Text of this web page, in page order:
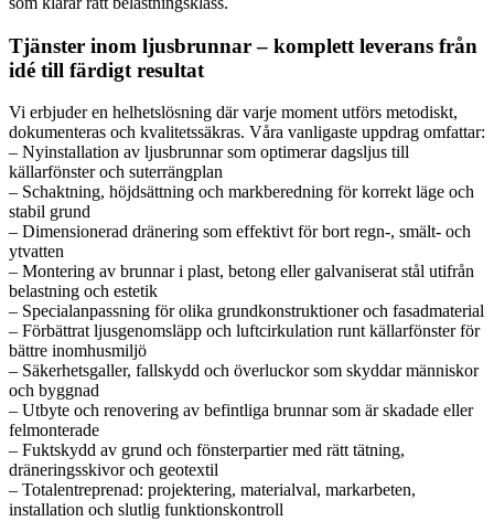
Tjänster inom ljusbrunnar – komplett leverans från
idé till färdigt resultat
Vi erbjuder en helhetslösning där varje moment utförs metodiskt,
dokumenteras och kvalitetssäkras. Våra vanligaste uppdrag omfattar:
– Nyinstallation av ljusbrunnar som optimerar dagsljus till
källarfönster och suterrängplan
– Schaktning, höjdsättning och markberedning för korrekt läge och
stabil grund
– Dimensionerad dränering som effektivt för bort regn-, smält- och
ytvatten
– Montering av brunnar i plast, betong eller galvaniserat stål utifrån
belastning och estetik
– Specialanpassning för olika grundkonstruktioner och fasadmaterial
– Förbättrat ljusgenomsläpp och luftcirkulation runt källarfönster för
bättre inomhusmiljö
– Säkerhetsgaller, fallskydd och överluckor som skyddar människor
och byggnad
– Utbyte och renovering av befintliga brunnar som är skadade eller
felmonterade
– Fuktskydd av grund och fönsterpartier med rätt tätning,
dräneringsskivor och geotextil
– Totalentreprenad: projektering, materialval, markarbeten,
installation och slutlig funktionskontroll